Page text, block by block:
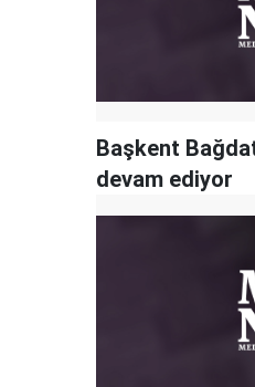
Başkent
devam ediyor